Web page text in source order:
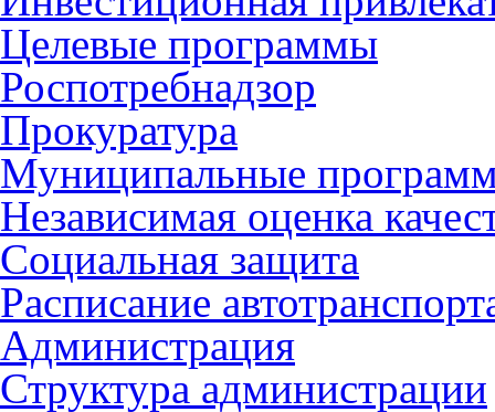
Целевые программы
Роспотребнадзор
Прокуратура
Муниципальные
Независимая оценка
Социальная защита
Расписание
Администрация
Структура администрации